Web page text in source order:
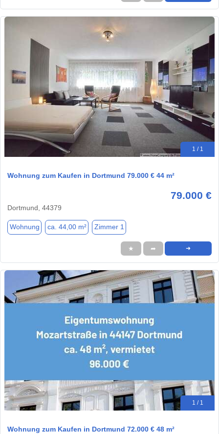
1 / 1
Wohnung zum Kaufen in Dortmund 79.000 € 44 m²
79.000 €
Dortmund, 44379
Wohnung ca. 44,00 m² Zimmer 1
★ ➦ ➜
1 / 1
Wohnung zum Kaufen in Dortmund 72.000 € 48 m²